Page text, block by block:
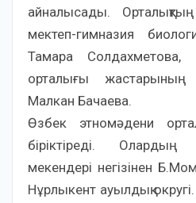
айналысады.
мектеп-гимназия
Тамара Солдахметова,
орталығы
Малкан Бачаева.
Өзбек этномәдени
біріктіреді.
мекендері негізінен
Нұрлыкент ауылдық